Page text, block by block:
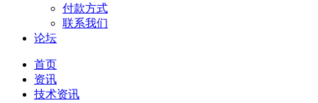
付款方式
联系我们
论坛
首页
资讯
技术资讯